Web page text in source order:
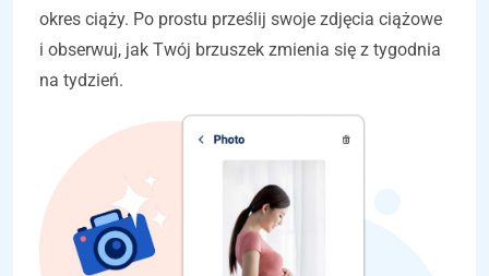
okres ciąży. Po prostu prześlij swoje zdjęcia ciążowe
i obserwuj, jak Twój brzuszek zmienia się z tygodnia
na tydzień.